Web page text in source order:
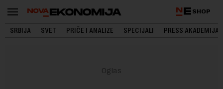
SHOP
SRBIJA SVET PRIČE I ANALIZE SPECIJALI PRESS AKADEMIJA